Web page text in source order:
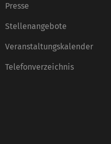
Presse
Stellenangebote
Veranstaltungskalender
Telefonverzeichnis